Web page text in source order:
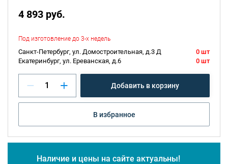
4 893 руб.
Под изготовление до 3-х недель
Санкт-Петербург, ул. Домостроительная, д.3 Д
0 шт
Екатеринбург, ул. Ереванская, д.6
0 шт
Добавить в корзину
В избранное
Наличие и цены на сайте актуальны!